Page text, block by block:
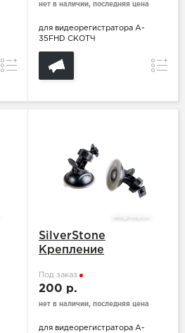
Сравнение
нет в наличии, последняя цена
для видеорегистратора A-
35FHD СКОТЧ
SilverStone
Крепление
Под заказ
200 р.
нет в наличии, последняя цена
для видеорегистратора A-